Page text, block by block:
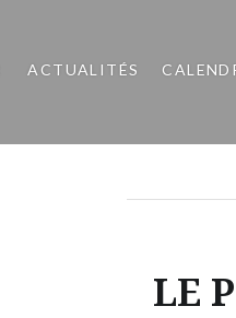
ACTUALITÉS
LE